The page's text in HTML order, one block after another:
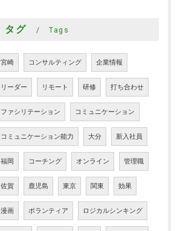
タグ Tags
宮崎 コンサルティング 企業情報
リーダー リモート 研修 打ち合わせ
ファシリテーション コミュニケーション
コミュニケーション能力 大分 新入社員
福岡 コーチング オンライン 管理職
佐賀 鹿児島 東京 関東 効果
漫画 ボランティア ロジカルシンキング